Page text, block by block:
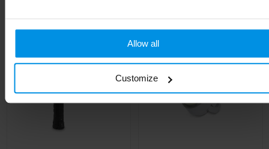
Allow all
Customize